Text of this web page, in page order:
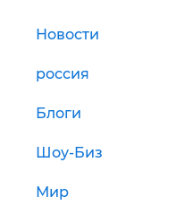
Новости
россия
Блоги
Шоу-Биз
Мир